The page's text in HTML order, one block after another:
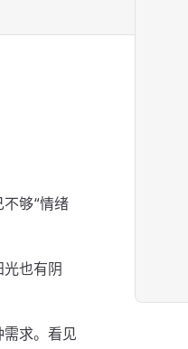
够“情绪
也有阴
求。看见